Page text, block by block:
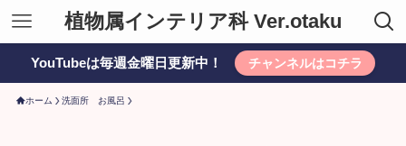
植物属インテリア科 Ver.otaku
YouTubeは毎週金曜日更新中！ チャンネルはコチラ
ホーム 洗面所 お風呂